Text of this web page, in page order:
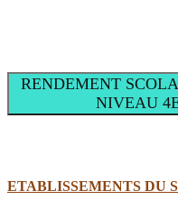
RENDEMENT
NIVEAU
ETABLISSEMENTS DU